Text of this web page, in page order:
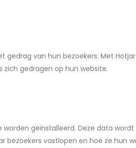
van hun bezoekers. Met
zich gedragen op hun website.
geïnstalleerd. Deze data
vastlopen en hoe ze hun